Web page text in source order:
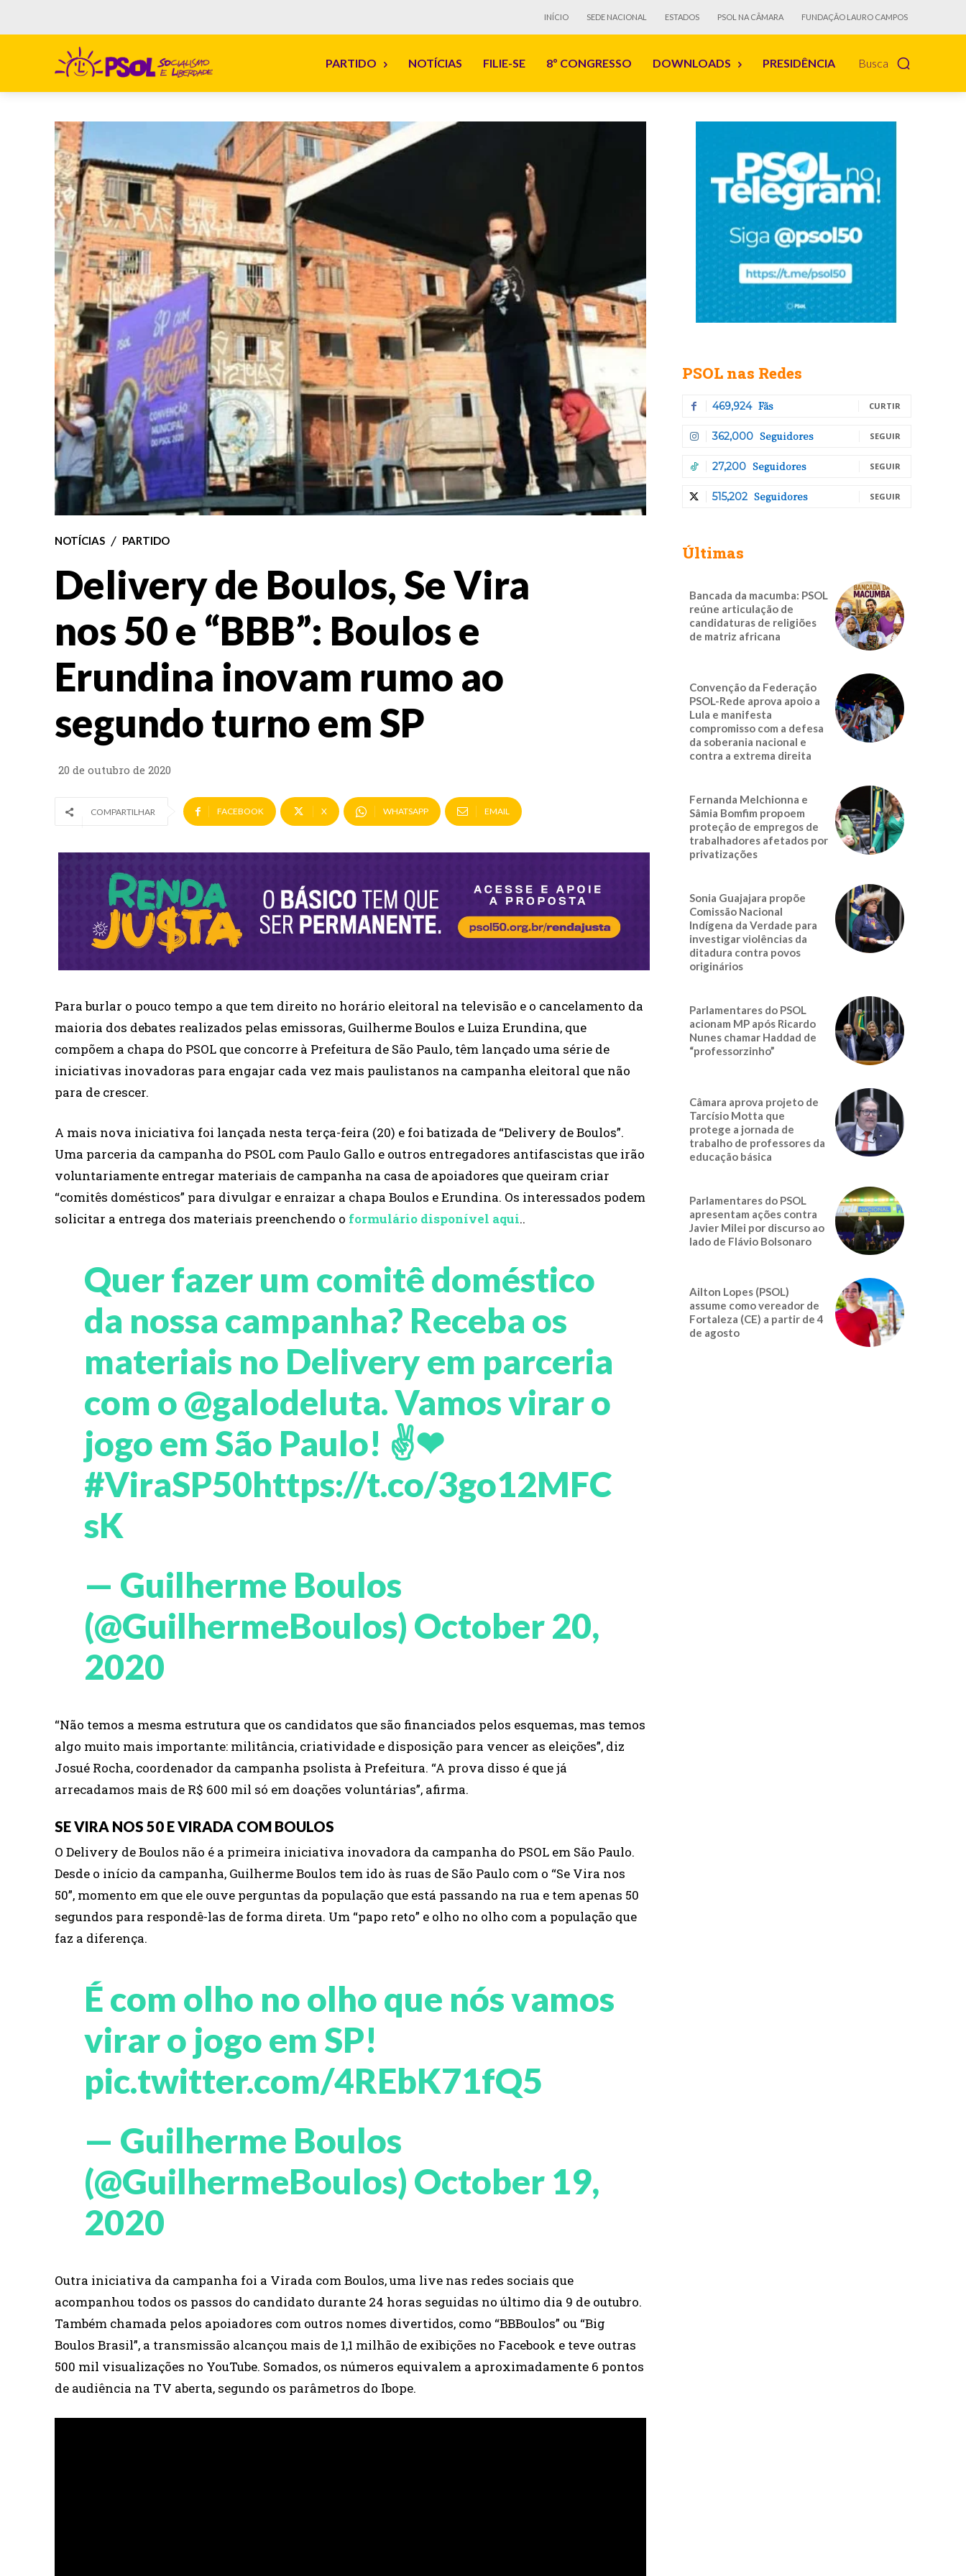
INÍCIO SEDE NACIONAL ESTADOS PSOL NA CÂMARA FUNDAÇÃO LAURO CAMPOS
Busca
PARTIDO NOTÍCIAS FILIE-SE 8º CONGRESSO DOWNLOADS PRESIDÊNCIA
NOTÍCIAS PARTIDO
Delivery de Boulos, Se Vira
nos 50 e “BBB”: Boulos e
Erundina inovam rumo ao
segundo turno em SP
20 de outubro de 2020
COMPARTILHAR FACEBOOK X WHATSAPP EMAIL
Para burlar o pouco tempo a que tem direito no horário eleitoral na televisão e o cancelamento da
maioria dos debates realizados pelas emissoras, Guilherme Boulos e Luiza Erundina, que
compõem a chapa do PSOL que concorre à Prefeitura de São Paulo, têm lançado uma série de
iniciativas inovadoras para engajar cada vez mais paulistanos na campanha eleitoral que não
para de crescer.
A mais nova iniciativa foi lançada nesta terça-feira (20) e foi batizada de “Delivery de Boulos”.
Uma parceria da campanha do PSOL com Paulo Gallo e outros entregadores antifascistas que irão
voluntariamente entregar materiais de campanha na casa de apoiadores que queiram criar
“comitês domésticos” para divulgar e enraizar a chapa Boulos e Erundina. Os interessados podem
solicitar a entrega dos materiais preenchendo o formulário disponível aqui..
Quer fazer um comitê doméstico
da nossa campanha? Receba os
materiais no Delivery em parceria
com o@galodeluta. Vamos virar o
jogo em São Paulo! ✌❤
#ViraSP50https://t.co/3go12MFC
sK
— Guilherme Boulos
(@GuilhermeBoulos) October 20,
2020
“Não temos a mesma estrutura que os candidatos que são financiados pelos esquemas, mas temos
algo muito mais importante: militância, criatividade e disposição para vencer as eleições”, diz
Josué Rocha, coordenador da campanha psolista à Prefeitura. “A prova disso é que já
arrecadamos mais de R$ 600 mil só em doações voluntárias”, afirma.
SE VIRA NOS 50 E VIRADA COM BOULOS
O Delivery de Boulos não é a primeira iniciativa inovadora da campanha do PSOL em São Paulo.
Desde o início da campanha, Guilherme Boulos tem ido às ruas de São Paulo com o “Se Vira nos
50”, momento em que ele ouve perguntas da população que está passando na rua e tem apenas 50
segundos para respondê-las de forma direta. Um “papo reto” e olho no olho com a população que
faz a diferença.
É com olho no olho que nós vamos
virar o jogo em SP!
pic.twitter.com/4REbK71fQ5
— Guilherme Boulos
(@GuilhermeBoulos) October 19,
2020
Outra iniciativa da campanha foi a Virada com Boulos, uma live nas redes sociais que
acompanhou todos os passos do candidato durante 24 horas seguidas no último dia 9 de outubro.
Também chamada pelos apoiadores com outros nomes divertidos, como “BBBoulos” ou “Big
Boulos Brasil”, a transmissão alcançou mais de 1,1 milhão de exibições no Facebook e teve outras
500 mil visualizações no YouTube. Somados, os números equivalem a aproximadamente 6 pontos
de audiência na TV aberta, segundo os parâmetros do Ibope.
PSOL nas Redes
469,924 Fãs CURTIR
362,000 Seguidores SEGUIR
27,200 Seguidores SEGUIR
515,202 Seguidores SEGUIR
Últimas
Bancada da macumba: PSOL
reúne articulação de
candidaturas de religiões
de matriz africana
Convenção da Federação
PSOL-Rede aprova apoio a
Lula e manifesta
compromisso com a defesa
da soberania nacional e
contra a extrema direita
Fernanda Melchionna e
Sâmia Bomfim propoem
proteção de empregos de
trabalhadores afetados por
privatizações
Sonia Guajajara propõe
Comissão Nacional
Indígena da Verdade para
investigar violências da
ditadura contra povos
originários
Parlamentares do PSOL
acionam MP após Ricardo
Nunes chamar Haddad de
“professorzinho”
Câmara aprova projeto de
Tarcísio Motta que
protege a jornada de
trabalho de professores da
educação básica
Parlamentares do PSOL
apresentam ações contra
Javier Milei por discurso ao
lado de Flávio Bolsonaro
Ailton Lopes (PSOL)
assume como vereador de
Fortaleza (CE) a partir de 4
de agosto